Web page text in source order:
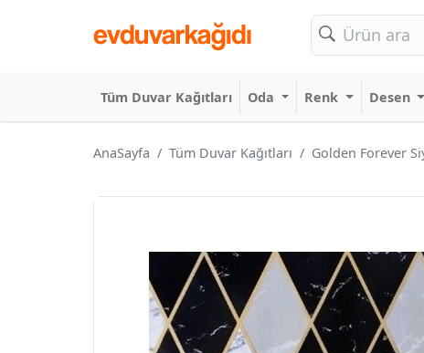
Tüm Duvar Kağıtları Oda Renk Desen
AnaSayfa Tüm Duvar Kağıtları
Golden Forever